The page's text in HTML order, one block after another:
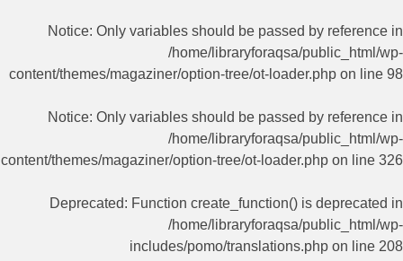
Notice: Only variables should be passed by reference in
/home/libraryforaqsa/public_html/wp-
content/themes/magaziner/option-tree/ot-loader.php on line 98
Notice: Only variables should be passed by reference in
/home/libraryforaqsa/public_html/wp-
content/themes/magaziner/option-tree/ot-loader.php on line 326
Deprecated: Function create_function() is deprecated in
/home/libraryforaqsa/public_html/wp-
includes/pomo/translations.php on line 208